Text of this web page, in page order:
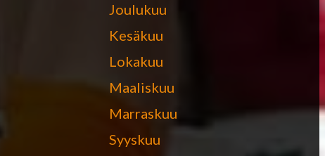
Joulukuu
Kesäkuu
Lokakuu
Maaliskuu
Marraskuu
Syyskuu